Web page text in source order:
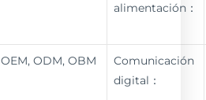
alimentación：
OEM, ODM, OBM
Comunicación
digital：